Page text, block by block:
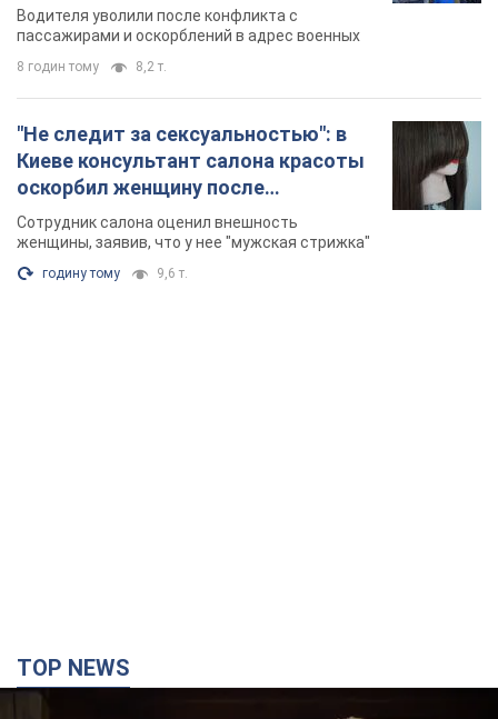
военным и поплатился за это.
Видео
Водителя уволили после конфликта с
пассажирами и оскорблений в адрес военных
8 годин тому 8,2 т.
"Не следит за сексуальностью": в
Киеве консультант салона красоты
оскорбил женщину после
химиотерапии, разгорелся скандал.
Фото
Сотрудник салона оценил внешность
женщины, заявив, что у нее "мужская стрижка"
годину тому 9,6 т.
TOP NEWS